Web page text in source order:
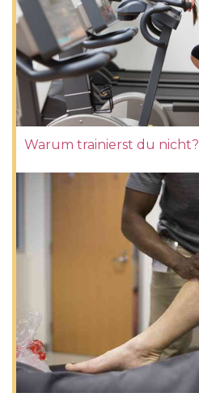
Warum trainierst du nicht?